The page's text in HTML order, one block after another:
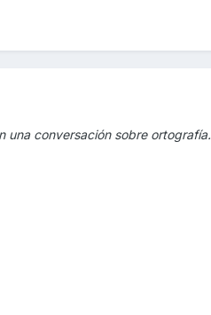
una conversación sobre ortografía.